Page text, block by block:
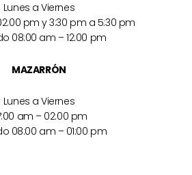
Lunes a Viernes
pm y 3:30 pm a 5:30 pm
08:00 am – 12:00 pm
MAZARRÓN
Lunes a Viernes
am – 02:00 pm
08:00 am – 01:00 pm